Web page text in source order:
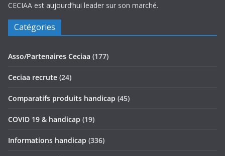
CECIAA est aujourd’hui leader sur son marché.
Catégories
Asso/Partenaires Ceciaa (177)
Ceciaa recrute (24)
Comparatifs produits handicap (45)
COVID 19 & handicap (19)
Informations handicap (336)